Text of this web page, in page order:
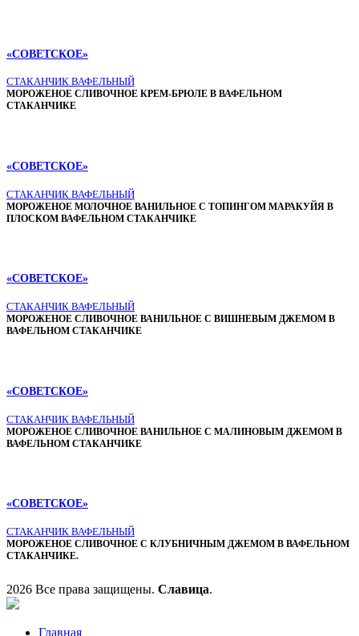
«СОВЕТСКОЕ»
СТАКАНЧИК ВАФЕЛЬНЫЙ
МОРОЖЕНОЕ СЛИВОЧНОЕ КРЕМ-БРЮЛЕ В ВАФЕЛЬНОМ
СТАКАНЧИКЕ
«СОВЕТСКОЕ»
СТАКАНЧИК ВАФЕЛЬНЫЙ
МОРОЖЕНОЕ МОЛОЧНОЕ ВАНИЛЬНОЕ С ТОПИНГОМ МАРАКУЙЯ В
ПЛОСКОМ ВАФЕЛЬНОМ СТАКАНЧИКЕ
«СОВЕТСКОЕ»
СТАКАНЧИК ВАФЕЛЬНЫЙ
МОРОЖЕНОЕ СЛИВОЧНОЕ ВАНИЛЬНОЕ С ВИШНЕВЫМ ДЖЕМОМ В
ВАФЕЛЬНОМ СТАКАНЧИКЕ
«СОВЕТСКОЕ»
СТАКАНЧИК ВАФЕЛЬНЫЙ
МОРОЖЕНОЕ СЛИВОЧНОЕ ВАНИЛЬНОЕ С МАЛИНОВЫМ ДЖЕМОМ В
ВАФЕЛЬНОМ СТАКАНЧИКЕ
«СОВЕТСКОЕ»
СТАКАНЧИК ВАФЕЛЬНЫЙ
МОРОЖЕНОЕ СЛИВОЧНОЕ С КЛУБНИЧНЫМ ДЖЕМОМ В ВАФЕЛЬНОМ
СТАКАНЧИКЕ.
2026 Все права защищены. Славица.
Главная